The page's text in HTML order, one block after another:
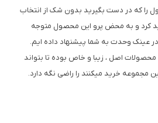
را که در دست بگیرید بدون شک از انتخاب
کرد و به محض پرو این محصول متوجه
عینک وحدت به شما پیشنهاد داده ایم.
اصل ، زیبا و خاص بوده تا بتواند
مجموعه خرید میکنند را راضی نگه دارد.